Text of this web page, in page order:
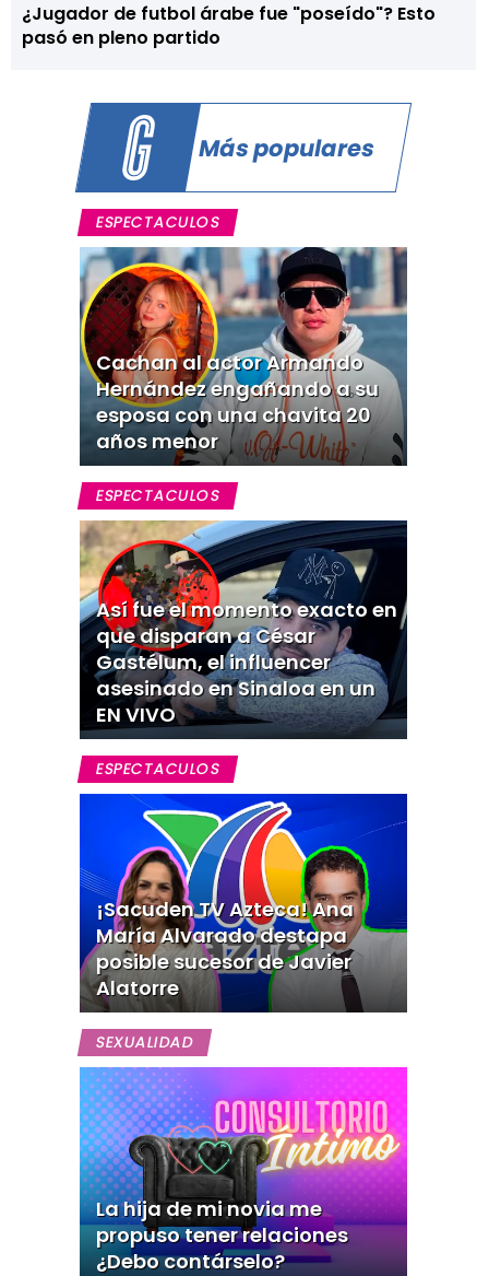
¿Jugador de futbol árabe fue "poseído"? Esto
pasó en pleno partido
Más populares
ESPECTACULOS
Cachan al actor Armando
Hernández engañando a su
esposa con una chavita 20
años menor
ESPECTACULOS
Así fue el momento exacto en
que disparan a César
Gastélum, el influencer
asesinado en Sinaloa en un
EN VIVO
ESPECTACULOS
¡Sacuden TV Azteca! Ana
María Alvarado destapa
posible sucesor de Javier
Alatorre
SEXUALIDAD
La hija de mi novia me
propuso tener relaciones
¿Debo contárselo?